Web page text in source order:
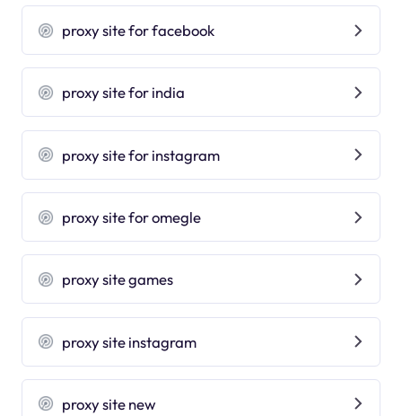
proxy site for facebook
proxy site for india
proxy site for instagram
proxy site for omegle
proxy site games
proxy site instagram
proxy site new